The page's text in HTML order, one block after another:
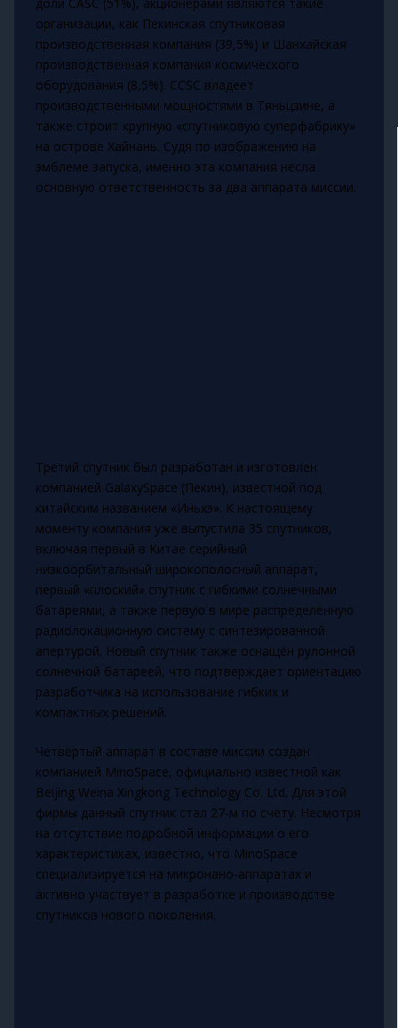
организации, как Пекинская спутниковая
производственная компания (39,5%) и Шанхайская
производственная компания космического
оборудования (8,5%). CCSC владеет
производственными мощностями в Тяньцзине, а
также строит крупную «спутниковую суперфабрику»
на острове Хайнань. Судя по изображению на
эмблеме запуска, именно эта компания несла
основную ответственность за два аппарата миссии.
Третий спутник был разработан и изготовлен
компанией GalaxySpace (Пекин), известной под
китайским названием «Иньхэ». К настоящему
моменту компания уже выпустила 35 спутников,
включая первый в Китае серийный
низкоорбитальный широкополосный аппарат,
первый «плоский» спутник с гибкими солнечными
батареями, а также первую в мире распределённую
радиолокационную систему с синтезированной
апертурой. Новый спутник также оснащён рулонной
солнечной батареей, что подтверждает ориентацию
разработчика на использование гибких и
компактных решений.
Четвёртый аппарат в составе миссии создан
компанией MinoSpace, официально известной как
Beijing Weina Xingkong Technology Co. Ltd. Для этой
фирмы данный спутник стал 27-м по счёту. Несмотря
на отсутствие подробной информации о его
характеристиках, известно, что MinoSpace
специализируется на микронано-аппаратах и
активно участвует в разработке и производстве
спутников нового поколения.